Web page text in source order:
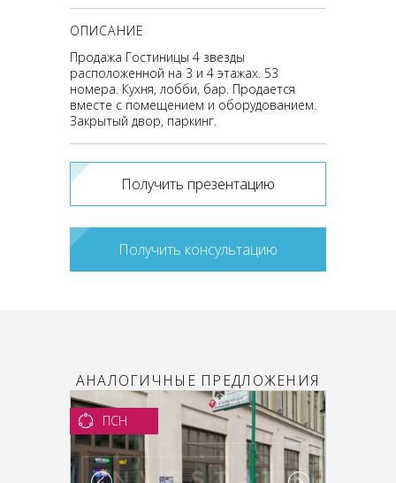
ОПИСАНИЕ
Продажа Гостиницы 4 звезды
расположенной на 3 и 4 этажах. 53
номера. Кухня, лобби, бар. Продается
вместе с помещением и оборудованием.
Закрытый двор, паркинг.
Получить презентацию
Получить консультацию
АНАЛОГИЧНЫЕ ПРЕДЛОЖЕНИЯ
ПСН